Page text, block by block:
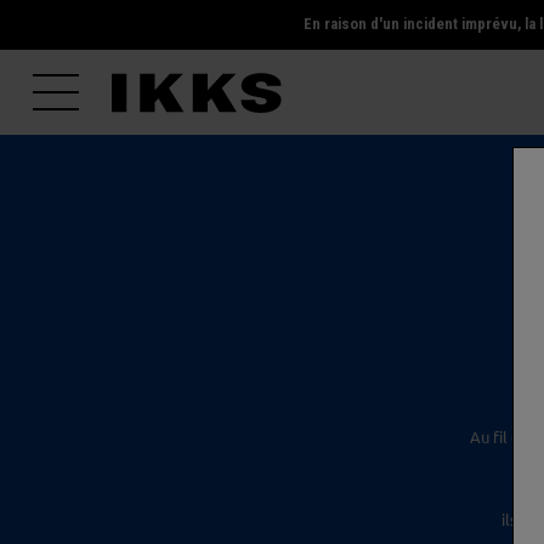
En raison d'un incident imprévu,
Au fil des
ils